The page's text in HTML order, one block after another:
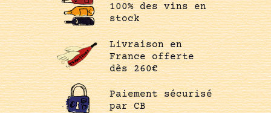
100% des vins en
stock
Livraison en
France offerte
dès 260€
Paiement sécurisé
par CB